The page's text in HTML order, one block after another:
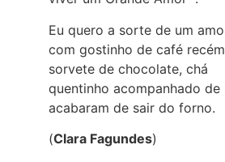
Eu quero a sorte de um
com gostinho de café
sorvete de chocolate, chá
quentinho acompanhado
acabaram de sair do forno.
(Clara Fagundes)